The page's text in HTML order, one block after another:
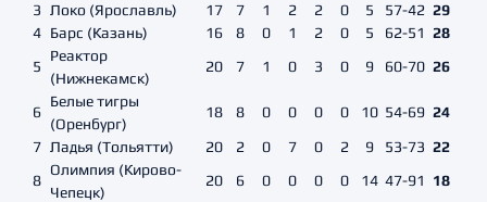
3
Локо (Ярославль) 17 7 1 2 2 0 5 57-42 29
4 Барс (Казань) 16 8 0 1 2 0 5 62-51 28
5
Реактор
(Нижнекамск)
20 7 1 0 3 0 9 60-70 26
6
Белые тигры
(Оренбург)
18 8 0 0 0 0 10 54-69 24
7 Ладья (Тольятти) 20 2 0 7 0 2 9 53-73 22
8
Олимпия (Кирово-
Чепецк)
20 6 0 0 0 0 14 47-91 18